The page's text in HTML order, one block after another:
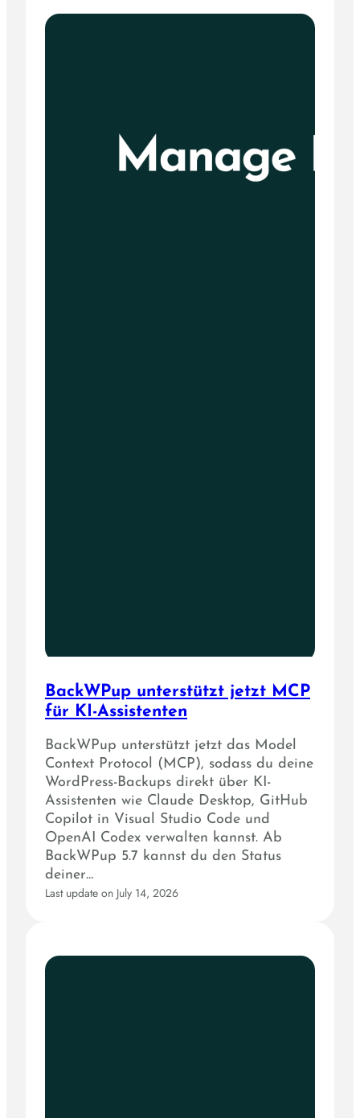
BackWPup unterstützt jetzt MCP
für KI-Assistenten
BackWPup unterstützt jetzt das Model
Context Protocol (MCP), sodass du deine
WordPress-Backups direkt über KI-
Assistenten wie Claude Desktop, GitHub
Copilot in Visual Studio Code und
OpenAI Codex verwalten kannst. Ab
BackWPup 5.7 kannst du den Status
deiner…
Last update on July 14, 2026